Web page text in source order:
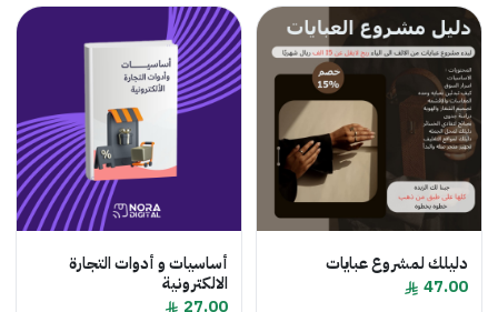
لمشروع عبايات
أساسيات و أدوات التجارة
الالكترونية